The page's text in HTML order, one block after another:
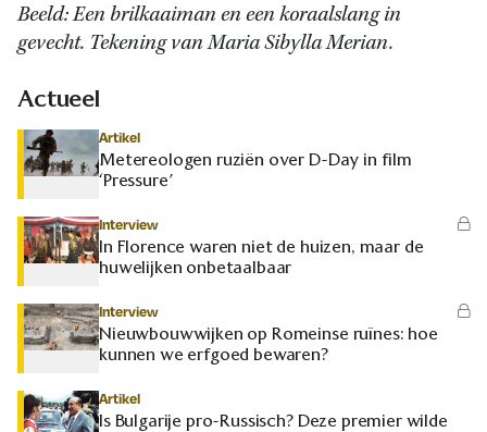
Beeld: Een brilkaaiman en een koraalslang in
gevecht. Tekening van Maria Sibylla Merian.
Actueel
Artikel
Metereologen ruziën over D-Day in film
‘Pressure’
Interview
In Florence waren niet de huizen, maar de
huwelijken onbetaalbaar
Interview
Nieuwbouwwijken op Romeinse ruïnes: hoe
kunnen we erfgoed bewaren?
Artikel
Is Bulgarije pro-Russisch? Deze premier wilde